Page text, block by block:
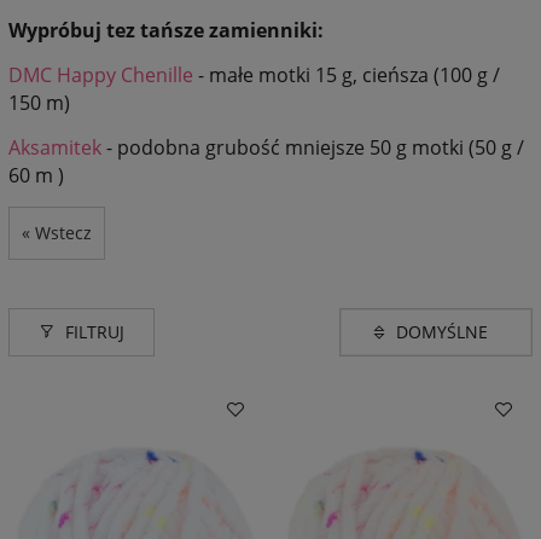
Wypróbuj tez tańsze zamienniki:
DMC Happy Chenille - małe motki 15 g, cieńsza (100 g /
150 m)
Aksamitek- podobna grubość mniejsze 50 g motki (50 g /
60 m )
« Wstecz
FILTRUJ